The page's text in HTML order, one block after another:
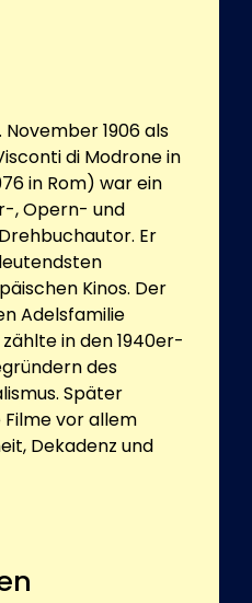
1906 als
di Modrone in
in Rom) war ein
, Opern- und
Er
Kinos. Der
Adelsfamilie
in den 1940er-
des
Später
vor allem
Dekadenz und